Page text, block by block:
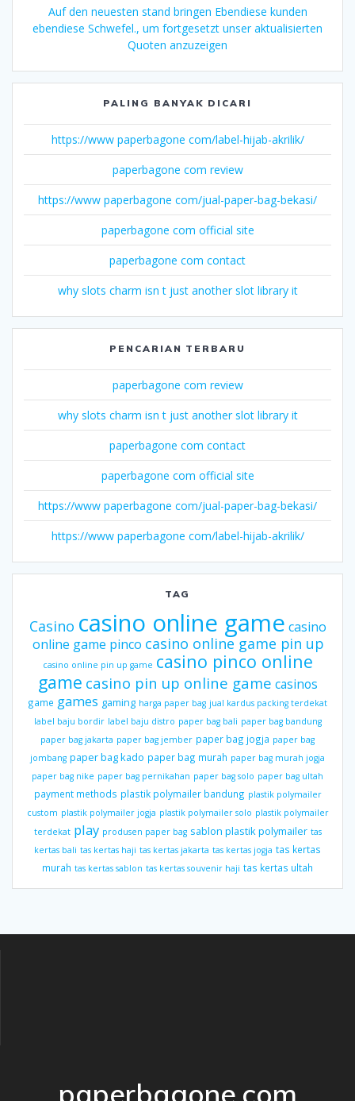
Auf den neuesten stand bringen Ebendiese kunden
ebendiese Schwefel., um fortgesetzt unser aktualisierten
Quoten anzuzeigen
PALING BANYAK DICARI
https://www paperbagone com/label-hijab-akrilik/
paperbagone com review
https://www paperbagone com/jual-paper-bag-bekasi/
paperbagone com official site
paperbagone com contact
why slots charm isn t just another slot library it
PENCARIAN TERBARU
paperbagone com review
why slots charm isn t just another slot library it
paperbagone com contact
paperbagone com official site
https://www paperbagone com/jual-paper-bag-bekasi/
https://www paperbagone com/label-hijab-akrilik/
TAG
Casino casino online game casino
online game pinco casino online game pin up
casino online pin up game casino pinco online
game casino pin up online game casinos
game games gaming harga paper bag jual kardus packing terdekat
label baju bordir label baju distro paper bag bali paper bag bandung
paper bag jakarta paper bag jember paper bag jogja paper bag
jombang paper bag kado paper bag murah paper bag murah jogja
paper bag nike paper bag pernikahan paper bag solo paper bag ultah
payment methods plastik polymailer bandung plastik polymailer
custom plastik polymailer jogja plastik polymailer solo plastik polymailer
terdekat play produsen paper bag sablon plastik polymailer tas
kertas bali tas kertas haji tas kertas jakarta tas kertas jogja tas kertas
murah tas kertas sablon tas kertas souvenir haji tas kertas ultah
paperbagone.com